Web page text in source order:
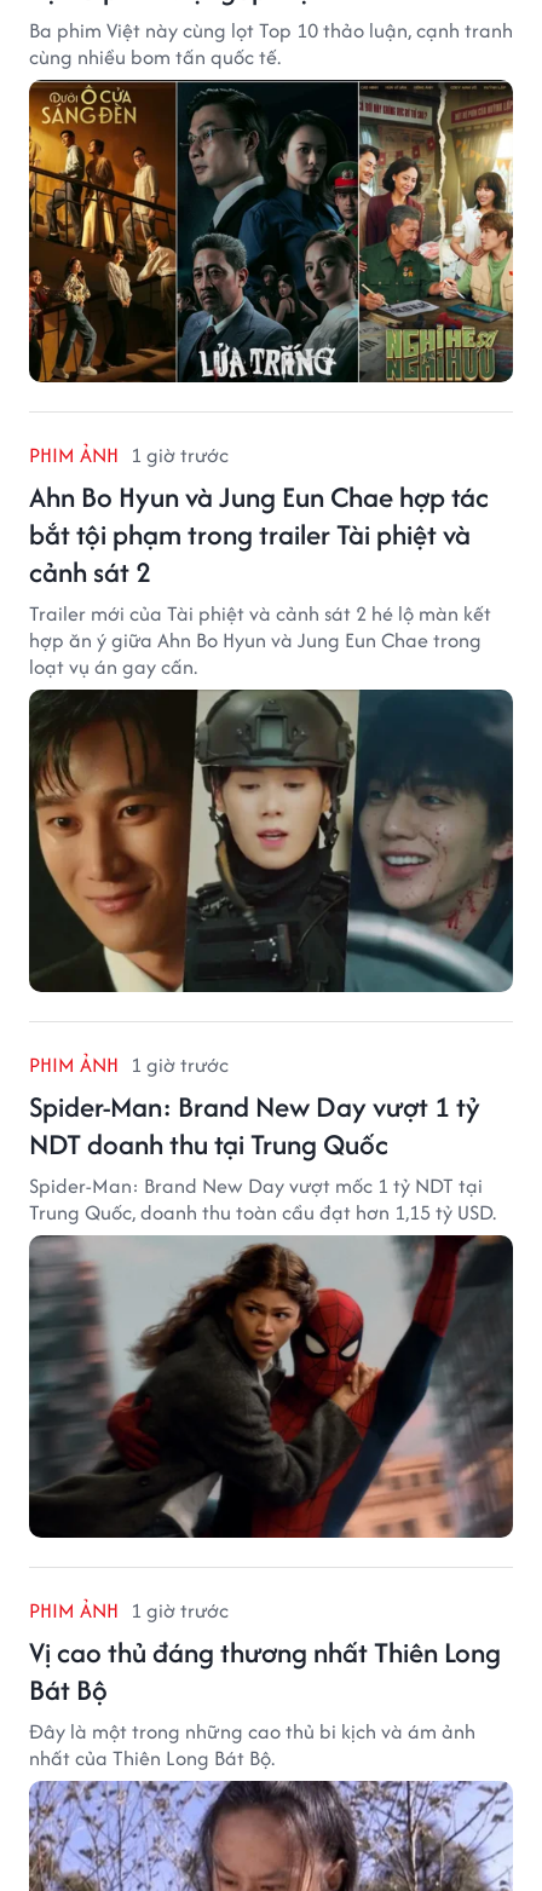
Ba phim Việt này cùng lọt Top 10 thảo luận, cạnh tranh
cùng nhiều bom tấn quốc tế.
PHIM ẢNH 1 giờ trước
Ahn Bo Hyun và Jung Eun Chae hợp tác
bắt tội phạm trong trailer Tài phiệt và
cảnh sát 2
Trailer mới của Tài phiệt và cảnh sát 2 hé lộ màn kết
hợp ăn ý giữa Ahn Bo Hyun và Jung Eun Chae trong
loạt vụ án gay cấn.
PHIM ẢNH 1 giờ trước
Spider-Man: Brand New Day vượt 1 tỷ
NDT doanh thu tại Trung Quốc
Spider-Man: Brand New Day vượt mốc 1 tỷ NDT tại
Trung Quốc, doanh thu toàn cầu đạt hơn 1,15 tỷ USD.
PHIM ẢNH 1 giờ trước
Vị cao thủ đáng thương nhất Thiên Long
Bát Bộ
Đây là một trong những cao thủ bi kịch và ám ảnh
nhất của Thiên Long Bát Bộ.